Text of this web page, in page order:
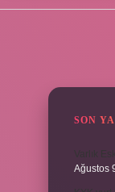
SON
Ağustos